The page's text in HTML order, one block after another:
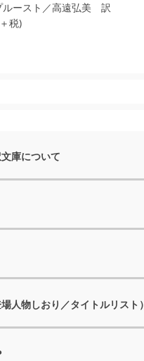
ルースト／高遠弘美 訳
税)
庫について
人物しおり／タイトルリスト）